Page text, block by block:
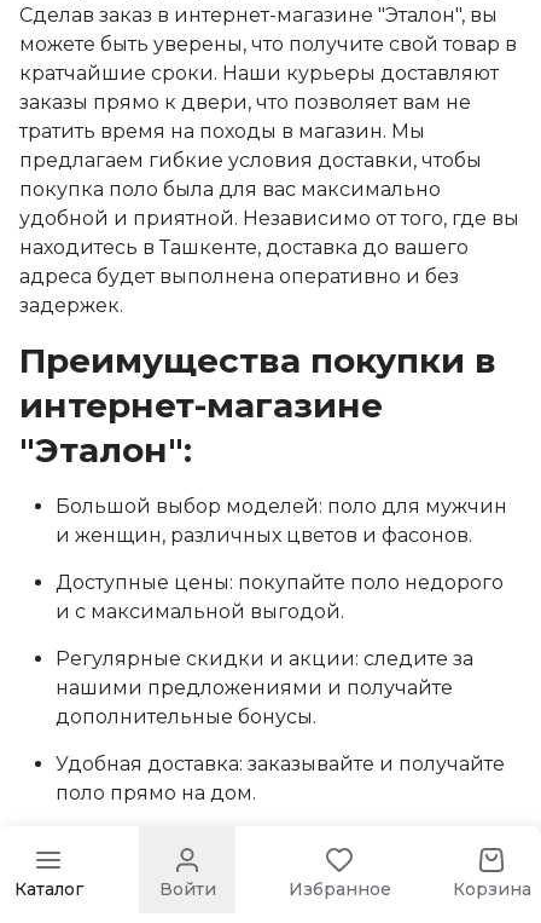
Сделав заказ в интернет-магазине "Эталон", вы
можете быть уверены, что получите свой товар в
кратчайшие сроки. Наши курьеры доставляют
заказы прямо к двери, что позволяет вам не
тратить время на походы в магазин. Мы
предлагаем гибкие условия доставки, чтобы
покупка поло была для вас максимально
удобной и приятной. Независимо от того, где вы
находитесь в Ташкенте, доставка до вашего
адреса будет выполнена оперативно и без
задержек.
Преимущества покупки в
интернет-магазине
"Эталон":
Большой выбор моделей: поло для мужчин
и женщин, различных цветов и фасонов.
Доступные цены: покупайте поло недорого
и с максимальной выгодой.
Регулярные скидки и акции: следите за
нашими предложениями и получайте
дополнительные бонусы.
Удобная доставка: заказывайте и получайте
поло прямо на дом.
удобный способ оплаты для вашего заказа.
Каталог Войти Избранное Корзина